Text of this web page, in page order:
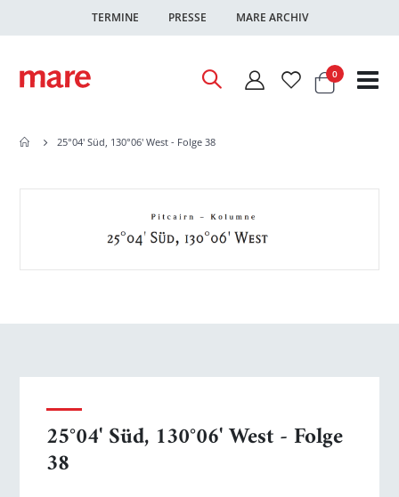
TERMINE PRESSE MARE ARCHIV
Warenkorb
0Artikel
25°04' Süd, 130°06' West - Folge 38
25°04' Süd, 130°06' West - Folge
38